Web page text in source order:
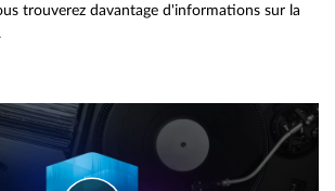
trouverez davantage d'informations sur la
.